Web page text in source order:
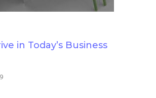
in Today’s Business